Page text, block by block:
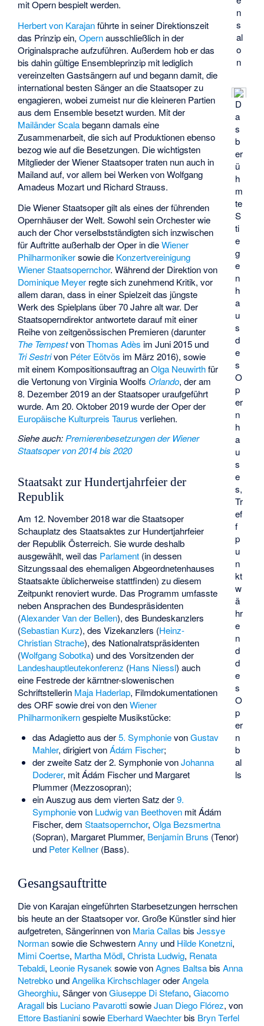
n
s
al
o
n
D
a
s
b
er
ü
h
m
te
S
ti
e
g
e
n
h
a
u
s
d
e
s
O
p
er
n
h
a
u
s
e
s,
Tr
ef
f
p
u
n
kt
w
ä
hr
e
n
d
d
e
s
O
p
er
n
b
al
ls
mit Opern bespielt werden.
Herbert von Karajanführte in seiner Direktionszeit
das Prinzip ein,Opernausschließlich in der
Originalsprache aufzuführen. Außerdem hob er das
bis dahin gültige Ensembleprinzip mit lediglich
vereinzelten Gastsängern auf und begann damit, die
international besten Sänger an die Staatsoper zu
engagieren, wobei zumeist nur die kleineren Partien
aus dem Ensemble besetzt wurden. Mit der
Mailänder Scalabegann damals eine
Zusammenarbeit, die sich auf Produktionen ebenso
bezog wie auf die Besetzungen. Die wichtigsten
Mitglieder der Wiener Staatsoper traten nun auch in
Mailand auf, vor allem bei Werken von Wolfgang
Amadeus Mozart und Richard Strauss.
Die Wiener Staatsoper gilt als eines der führenden
Opernhäuser der Welt. Sowohl sein Orchester wie
auch der Chor verselbstständigten sich inzwischen
für Auftritte außerhalb der Oper in dieWiener
Philharmonikersowie die Konzertvereinigung
Wiener Staatsopernchor. Während der Direktion von
Dominique Meyer regte sich zunehmend Kritik, vor
allem daran, dass in einer Spielzeit das jüngste
Werk des Spielplans über 70 Jahre alt war. Der
Staatsoperndirektor antwortete darauf mit einer
Reihe von zeitgenössischen Premieren (darunter
The TempestvonThomas Adès im Juni 2015 und
Tri Sestrivon Péter Eötvös im März 2016), sowie
mit einem Kompositionsauftrag anOlga Neuwirthfür
die Vertonung von Virginia WoolfsOrlando, der am
8. Dezember 2019 an der Staatsoper uraufgeführt
wurde. Am 20. Oktober 2019 wurde der Oper der
Europäische Kulturpreis Taurus verliehen.
Siehe auch: Premierenbesetzungen der Wiener
Staatsoper von 2014 bis 2020
Staatsakt zur Hundertjahrfeier der
Republik
Am 12. November 2018 war die Staatsoper
Schauplatz des Staatsaktes zur Hundertjahrfeier
der Republik Österreich. Sie wurde deshalb
ausgewählt, weil das Parlament (in dessen
Sitzungssaal des ehemaligen Abgeordnetenhauses
Staatsakte üblicherweise stattfinden) zu diesem
Zeitpunkt renoviert wurde. Das Programm umfasste
neben Ansprachen des Bundespräsidenten
(Alexander Van der Bellen), des Bundeskanzlers
(Sebastian Kurz), des Vizekanzlers (Heinz-
Christian Strache), des Nationalratspräsidenten
(Wolfgang Sobotka) und des Vorsitzenden der
Landeshauptleutekonferenz (Hans Niessl) auch
eine Festrede der kärntner-slowenischen
Schriftstellerin Maja Haderlap, Filmdokumentationen
des ORF sowie drei von denWiener
Philharmonikerngespielte Musikstücke:
das Adagietto aus der5. SymphonievonGustav
Mahler, dirigiert vonÁdám Fischer;
der zweite Satz der 2. Symphonie vonJohanna
Doderer, mit Ádám Fischer und Margaret
Plummer(Mezzosopran);
ein Auszug aus dem vierten Satz der9.
Symphonievon Ludwig van Beethovenmit Ádám
Fischer, dem Staatsopernchor, Olga Bezsmertna
(Sopran), Margaret Plummer, Benjamin Bruns (Tenor)
und Peter Kellner(Bass).
Gesangsauftritte
Die von Karajan eingeführten Starbesetzungen herrschen
bis heute an der Staatsoper vor. Große Künstler sind hier
aufgetreten, Sängerinnen von Maria Callas bisJessye
Normansowie die SchwesternAnny und Hilde Konetzni,
Mimi Coertse, Martha Mödl,Christa Ludwig, Renata
Tebaldi, Leonie Rysaneksowie vonAgnes BaltsabisAnna
Netrebko undAngelika KirchschlageroderAngela
Gheorghiu, Sänger vonGiuseppe Di Stefano,Giacomo
Aragallbis Luciano PavarottisowieJuan Diego Flórez, von
Ettore Bastianinisowie Eberhard Waechterbis Bryn Terfel